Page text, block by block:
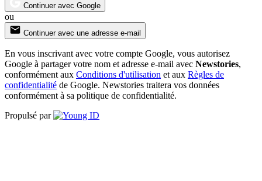
Continuer avec Google
ou
Continuer avec une adresse e-mail
En vous inscrivant avec votre compte Google, vous autorisez
Google à partager votre nom et adresse e-mail avec Newstories,
conformément aux Conditions d'utilisation et aux Règles de
confidentialité de Google. Newstories traitera vos données
conformément à sa politique de confidentialité.
Propulsé par